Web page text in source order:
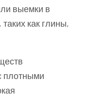
выемки в
как глины,
плотными